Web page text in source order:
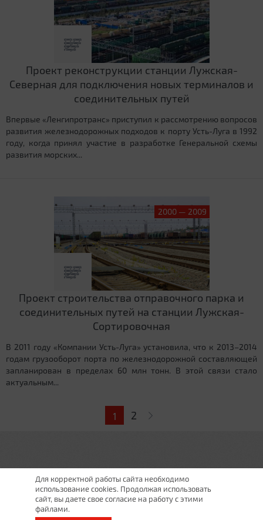
Проект реконструкции станции Лужская-
Северная для подключения новых терминалов и
соединительных путей
Впервые «Ленгипротранс» приступил к рассмотрению вопросов
развития железнодорожных подходов к порту Усть-Луга в 1992
году, когда принял участие в разработке Генеральной схемы
развития морских...
2000 — 2009
Проект строительства отправочного парка и
соединительных путей на станции Лужская-
Сортировочная
В 2011 году «Компании Усть-Луга» установила, что к 2013–2014
годам грузооборот порта по железнодорожной составляющей
запланирован в пределах 60 млн тонн. В этой связи стало
актуальным...
1 2
Для корректной работы сайта необходимо
использование cookies. Продолжая использовать
сайт, вы даете свое согласие на работу с этими
файлами.